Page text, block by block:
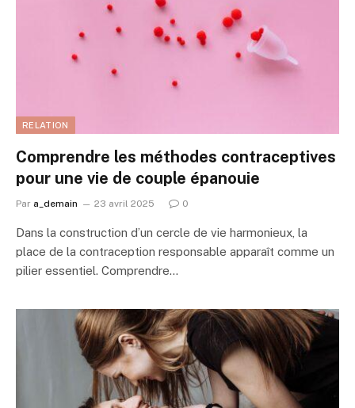
RELATION
Comprendre les méthodes contraceptives
pour une vie de couple épanouie
Par a_demain 23 avril 2025 0
Dans la construction d’un cercle de vie harmonieux, la
place de la contraception responsable apparaît comme un
pilier essentiel. Comprendre…